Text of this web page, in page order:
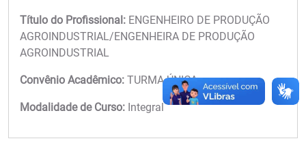
Título do Profissional: ENGENHEIRO DE PRODUÇÃO
AGROINDUSTRIAL/ENGENHEIRA DE PRODUÇÃO
AGROINDUSTRIAL
Convênio Acadêmico: TURMA ÚNICA
Modalidade de Curso: Integral